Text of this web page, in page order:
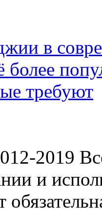
в
более
требуют
2019
и